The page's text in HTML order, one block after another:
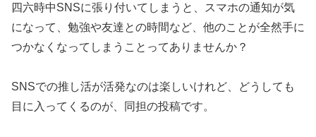
四六時中SNSに張り付いてしまうと、スマホの通知が気
になって、勉強や友達との時間など、他のことが全然手に
つかなくなってしまうことってありませんか？
SNSでの推し活が活発なのは楽しいけれど、どうしても
目に入ってくるのが、同担の投稿です。